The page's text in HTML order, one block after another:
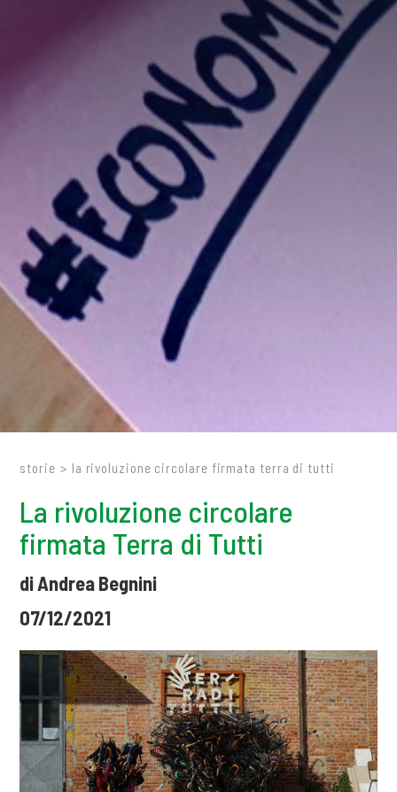
storie > la rivoluzione circolare firmata terra di tutti
La rivoluzione circolare
firmata Terra di Tutti
di Andrea Begnini
07/12/2021